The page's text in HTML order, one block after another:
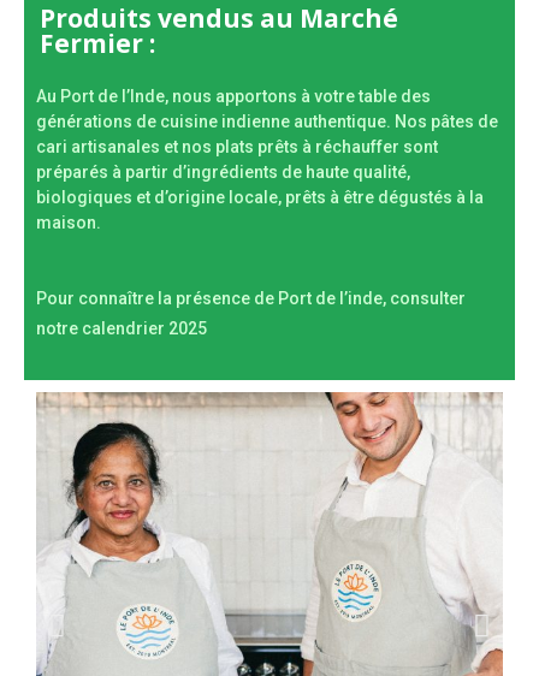
Produits vendus au Marché
Fermier :
Au Port de l’Inde, nous apportons à votre table des
générations de cuisine indienne authentique. Nos pâtes de
cari artisanales et nos plats prêts à réchauffer sont
préparés à partir d’ingrédients de haute qualité,
biologiques et d’origine locale, prêts à être dégustés à la
maison.
Pour connaître la présence de Port de l’inde, consulter
notre calendrier 2025